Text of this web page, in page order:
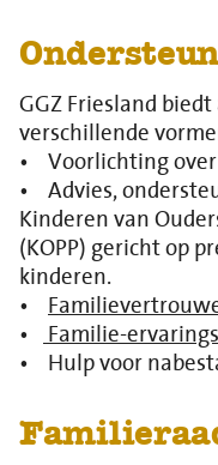
GGZ Friesland
verschillende
• Voorlichting over
• Advies,
Kinderen van
(KOPP) gericht op
kinderen.
•
•
Familie-
• Hulp voor